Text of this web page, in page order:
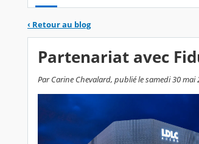
‹ Retour au blog
Partenariat avec
Par Carine Chevalard, publié le samedi 30